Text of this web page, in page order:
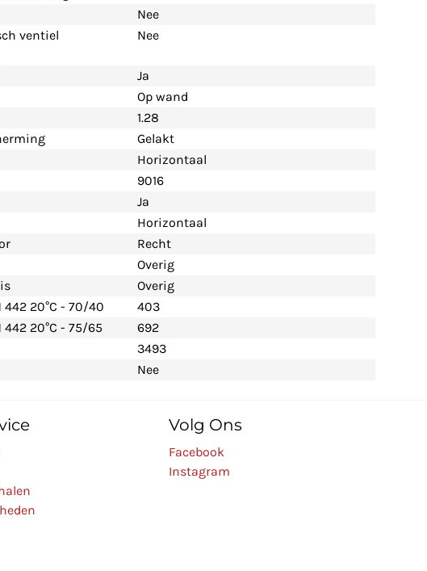
Nee
ventiel
Nee
Ja
Op wand
1.28
Gelakt
Horizontaal
9016
Ja
Horizontaal
Recht
Overig
Overig
20°C - 70/40
403
20°C - 75/65
692
3493
Nee
Volg Ons
Facebook
Instagram